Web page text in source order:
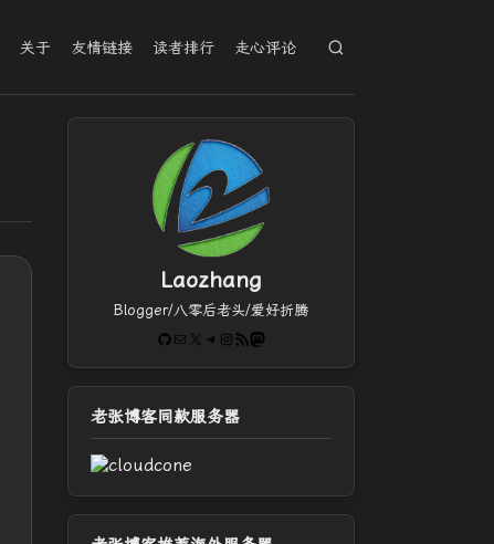
关于 友情链接 读者排行 走心评论
Laozhang
Blogger/八零后老头/爱好折腾
GitHub
电子邮件 X Telegram
Instagram
RSS FeedMastodon
老张博客同款服务器